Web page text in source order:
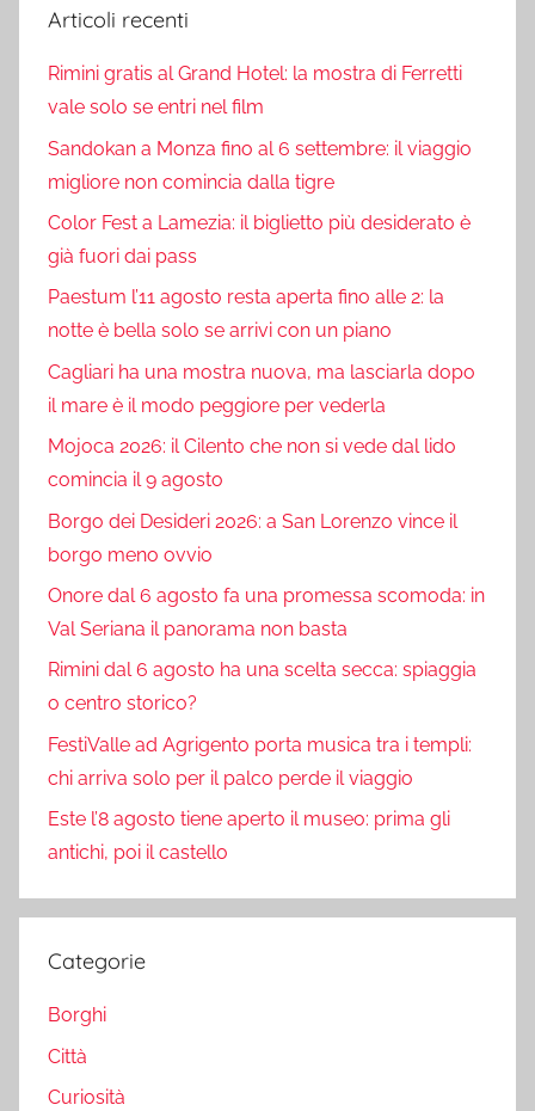
Articoli recenti
Rimini gratis al Grand Hotel: la mostra di Ferretti
vale solo se entri nel film
Sandokan a Monza fino al 6 settembre: il viaggio
migliore non comincia dalla tigre
Color Fest a Lamezia: il biglietto più desiderato è
già fuori dai pass
Paestum l’11 agosto resta aperta fino alle 2: la
notte è bella solo se arrivi con un piano
Cagliari ha una mostra nuova, ma lasciarla dopo
il mare è il modo peggiore per vederla
Mojoca 2026: il Cilento che non si vede dal lido
comincia il 9 agosto
Borgo dei Desideri 2026: a San Lorenzo vince il
borgo meno ovvio
Onore dal 6 agosto fa una promessa scomoda: in
Val Seriana il panorama non basta
Rimini dal 6 agosto ha una scelta secca: spiaggia
o centro storico?
FestiValle ad Agrigento porta musica tra i templi:
chi arriva solo per il palco perde il viaggio
Este l’8 agosto tiene aperto il museo: prima gli
antichi, poi il castello
Categorie
Borghi
Città
Curiosità